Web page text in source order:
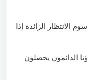
الانتظار الزائدة إذا
الدائمون يحصلون